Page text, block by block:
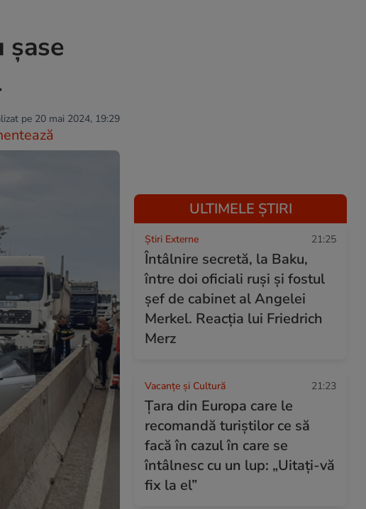
șase
pe 20 mai 2024, 19:29
ULTIMELE ȘTIRI
Știri Externe 21:25
Întâlnire secretă, la Baku,
între doi oficiali ruși și fostul
șef de cabinet al Angelei
Merkel. Reacția lui Friedrich
Merz
Vacanțe și Cultură 21:23
Țara din Europa care le
recomandă turiștilor ce să
facă în cazul în care se
întâlnesc cu un lup: „Uitați-vă
fix la el”